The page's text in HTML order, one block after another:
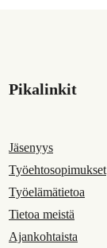
Pikalinkit
Jäsenyys
Työehtosopimukset
Työelämätietoa
Tietoa meistä
Ajankohtaista